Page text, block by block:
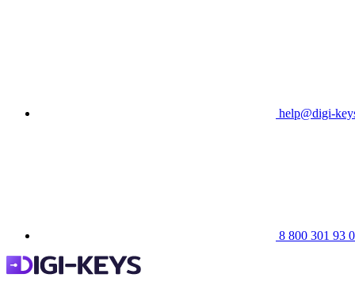
help@digi-
8 800 301 93